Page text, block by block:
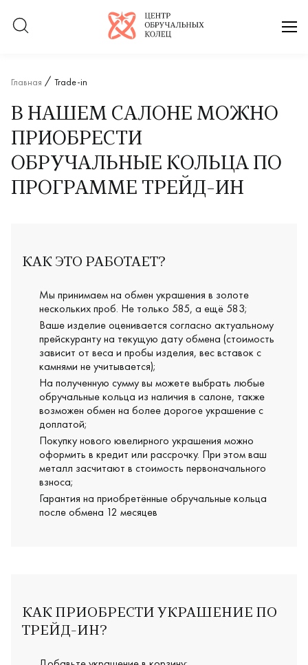
Логотип компании
Главная Trade-in
В НАШЕМ САЛОНЕ МОЖНО
ПРИОБРЕСТИ
ОБРУЧАЛЬНЫЕ КОЛЬЦА ПО
ПРОГРАММЕ ТРЕЙД-ИН
КАК ЭТО РАБОТАЕТ?
Мы принимаем на обмен украшения в золоте
нескольких проб. Не только 585, а ещё 583;
Ваше изделие оценивается согласно актуальному
прейскуранту на текущую дату обмена (стоимость
зависит от веса и пробы изделия, вес вставок с
камнями не учитывается);
На полученную сумму вы можете выбрать любые
обручальные кольца из наличия в салоне, также
возможен обмен на более дорогое украшение с
доплатой;
Покупку нового ювелирного украшения можно
оформить в кредит или рассрочку. При этом ваш
металл засчитают в стоимость первоначального
взноса;
Гарантия на приобретённые обручальные кольца
после обмена 12 месяцев
КАК ПРИОБРЕСТИ УКРАШЕНИЕ ПО
ТРЕЙД-ИН?